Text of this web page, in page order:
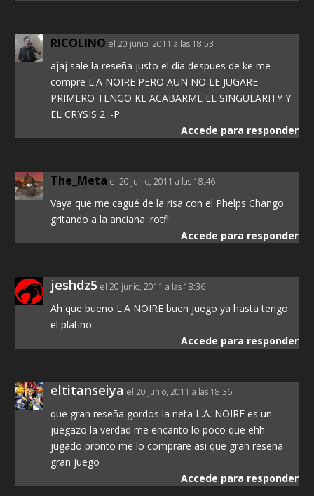
RICOLINO el 20 junio, 2011 a las 18:53
ajaj sale la reseña justo el dia despues de ke me
compre L.A NOIRE PERO AUN NO LE JUGARE
PRIMERO TENGO KE ACABARME EL SINGULARITY Y
EL CRYSIS 2 :-P
Accede para responder
The_Meta el 20 junio, 2011 a las 18:46
Vaya que me cagué de la risa con el Phelps Chango
gritando a la anciana :rotfl:
Accede para responder
jeshdz5 el 20 junio, 2011 a las 18:36
Ah que bueno L.A NOIRE buen juego ya hasta tengo
el platino.
Accede para responder
eltitanseiya el 20 junio, 2011 a las 18:36
que gran reseña gordos la neta L.A. NOIRE es un
juegazo la verdad me encanto lo poco que ehh
jugado pronto me lo comprare asi que gran reseña
gran juego
Accede para responder